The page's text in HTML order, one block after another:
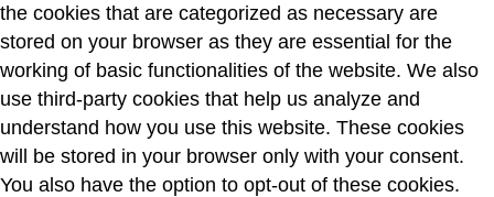
the cookies that are categorized as necessary are
stored on your browser as they are essential for the
working of basic functionalities of the website. We also
use third-party cookies that help us analyze and
understand how you use this website. These cookies
will be stored in your browser only with your consent.
You also have the option to opt-out of these cookies.